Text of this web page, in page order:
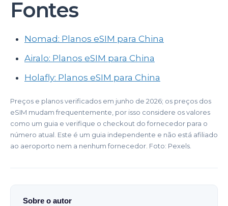
Fontes
Nomad: Planos eSIM para China
Airalo: Planos eSIM para China
Holafly: Planos eSIM para China
Preços e planos verificados em junho de 2026; os preços dos
eSIM mudam frequentemente, por isso considere os valores
como um guia e verifique o checkout do fornecedor para o
número atual. Este é um guia independente e não está afiliado
ao aeroporto nem a nenhum fornecedor. Foto: Pexels.
Sobre o autor